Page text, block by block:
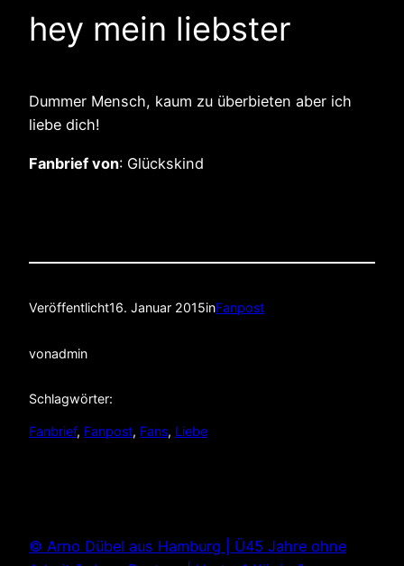
hey mein liebster
Dummer Mensch, kaum zu überbieten aber ich
liebe dich!
Fanbrief von: Glückskind
Veröffentlicht16. Januar 2015inFanpost
vonadmin
Schlagwörter:
Fanbrief, Fanpost, Fans, Liebe
© Arno Dübel aus Hamburg | Ü45 Jahre ohne